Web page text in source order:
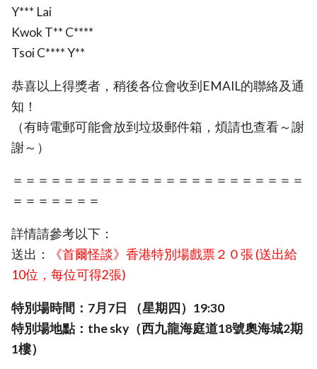
Y*** Lai
Kwok T** C****
Tsoi C**** Y**
恭喜以上得獎者，稍後各位會收到EMAIL的聯絡及通
知！
（有時電郵可能會放到垃圾郵件箱，煩請也查看～謝
謝～）
＝＝＝＝＝＝＝＝＝＝＝＝＝＝＝＝＝＝＝＝＝＝＝
＝＝＝＝＝＝＝
詳情請參考以下：
送出：
《首爾怪談》香港特別場戲票２０張 (送出給
10位，每位可得2張)
特別場時間：7月7日 （星期四）19:30
特別場地點：the sky（西九龍海庭道18號奧海城2期
1樓）